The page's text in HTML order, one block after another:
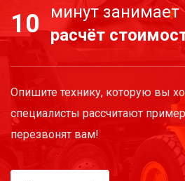
10
минут занимает
расчёт
Опишите технику, которую вы
специалисты рассчитают
перезвонят вам!